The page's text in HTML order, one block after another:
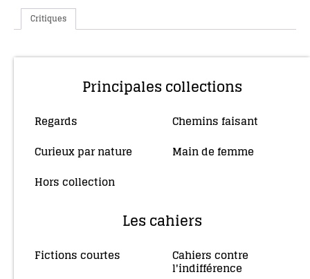
Critiques
Principales collections
Regards Chemins faisant
Curieux par nature Main de femme
Hors collection
Les cahiers
Fictions courtes Cahiers contre
l'indifférence